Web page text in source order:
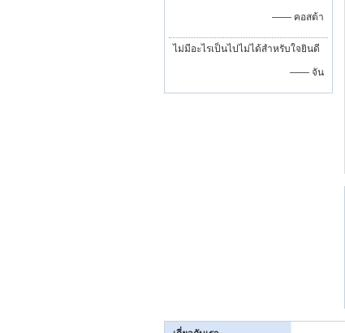
—— คอสต้า
ไม่มีอะไรเป็นไปไม่ได้สำหรับใจยินดี
—— จัน